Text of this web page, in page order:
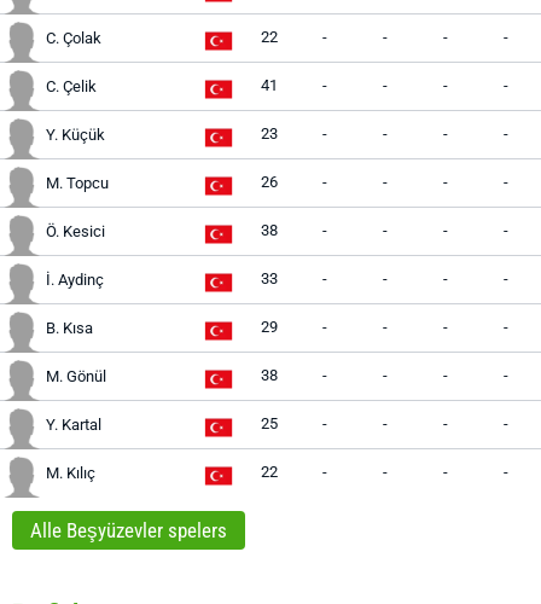
C. Çolak 22 - - - -
C. Çelik 41 - - - -
Y. Küçük 23 - - - -
M. Topcu 26 - - - -
Ö. Kesici 38 - - - -
İ. Aydinç 33 - - - -
B. Kısa 29 - - - -
M. Gönül 38 - - - -
Y. Kartal 25 - - - -
M. Kılıç 22 - - - -
Alle Beşyüzevler spelers